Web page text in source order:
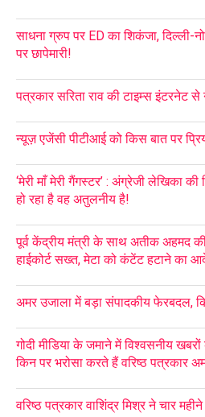
साधना ग्रुप पर ED का शिकंजा, दिल्ली-
पर छापेमारी!
पत्रकार सरिता राव की टाइम्स इंटरनेट से
न्यूज़ एजेंसी पीटीआई को किस बात पर
‘मेरी माँ मेरी गैंगस्टर’ : अंग्रेजी लेखिका
हो रहा है वह अतुलनीय है!
पूर्व केंद्रीय मंत्री के साथ अतीक अहमद
हाईकोर्ट सख्त, मेटा को कंटेंट हटाने का
अमर उजाला में बड़ा संपादकीय फेरबदल,
गोदी मीडिया के जमाने में विश्वसनीय
किन पर भरोसा करते हैं वरिष्ठ पत्रकार
वरिष्ठ पत्रकार वाशिंद्र मिश्र ने चार